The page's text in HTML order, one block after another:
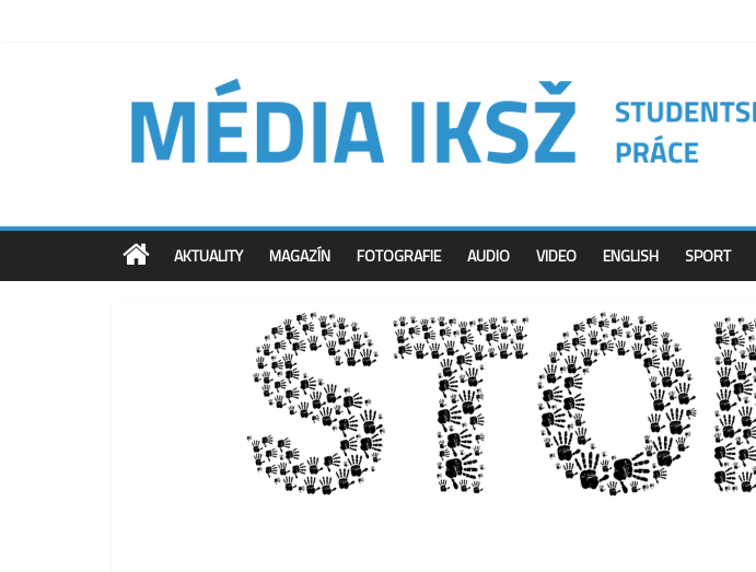
AKTUALITY MAGAZÍN FOTOGRAFIE AUDIO VIDEO ENGLISH SPORT